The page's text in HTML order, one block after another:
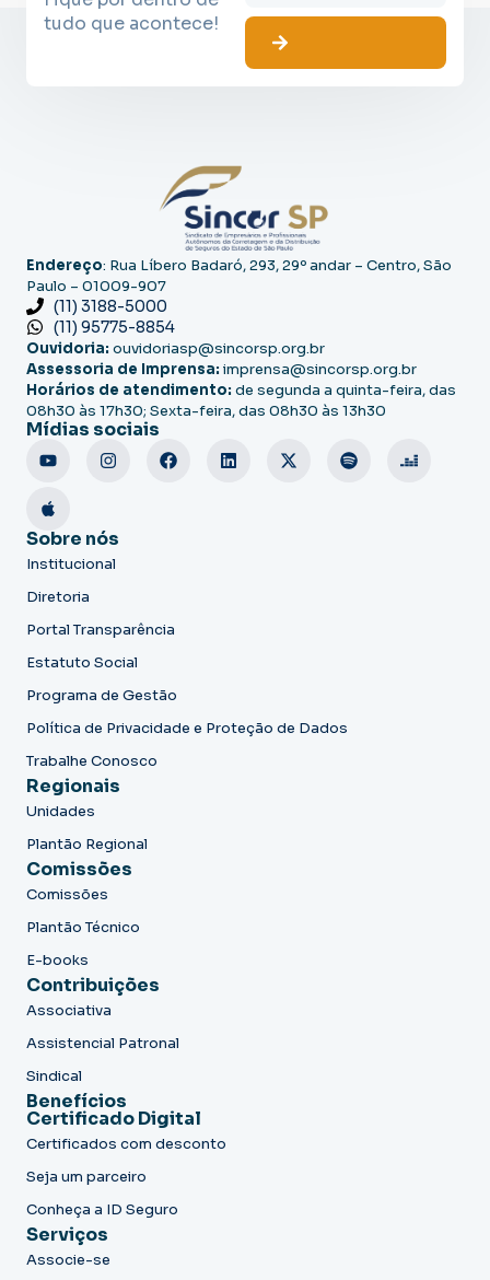
tudo que acontece!
Endereço: Rua Líbero Badaró, 293, 29º andar – Centro, São
Paulo – 01009-907
(11) 3188-5000
(11) 95775-8854
Ouvidoria: ouvidoriasp@sincorsp.org.br
Assessoria de Imprensa: imprensa@sincorsp.org.br
Horários de atendimento: de segunda a quinta-feira, das
08h30 às 17h30; Sexta-feira, das 08h30 às 13h30
Mídias sociais
Sobre nós
Institucional
Diretoria
Portal Transparência
Estatuto Social
Programa de Gestão
Política de Privacidade e Proteção de Dados
Trabalhe Conosco
Regionais
Unidades
Plantão Regional
Comissões
Comissões
Plantão Técnico
E-books
Contribuições
Associativa
Assistencial Patronal
Sindical
Benefícios
Certificado Digital
Certificados com desconto
Seja um parceiro
Conheça a ID Seguro
Serviços
Associe-se